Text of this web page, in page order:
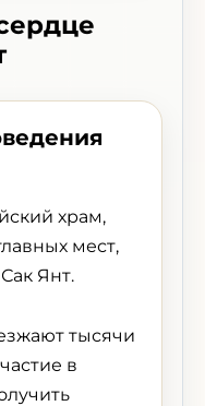
храм,
мест,
Янт.
тысячи
в